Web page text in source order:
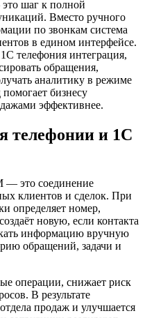
шаг к полной
Вместо ручного
по звонкам система
в едином интерфейсе.
телефония интеграция,
обращения,
аналитику в режиме
бизнесу
эффективнее.
телефонии и 1С
— это соединение
клиентов и сделок. При
определяет номер,
новую, если контакта
информацию вручную
обращений, задачи и
операции, снижает риск
В результате
продаж и улучшается